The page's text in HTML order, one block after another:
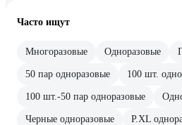
Часто ищут
Многоразовые Одноразовые
50 пар одноразовые 100 шт.
100 шт.-50 пар одноразовые
Черные одноразовые Р.XL